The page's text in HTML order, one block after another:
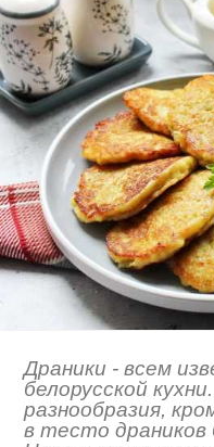
Драники - всем
белорусской
разнообразия,
в тесто драников